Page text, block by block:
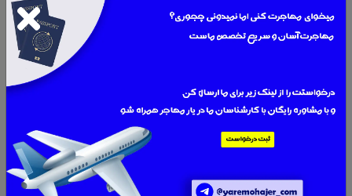
نام
ایمیل یا موبایل